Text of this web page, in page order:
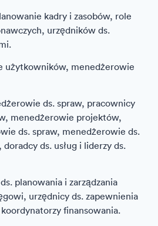
kadry i zasobów, role
urzędników ds.
użytkowników, menedżerowie
ds. spraw, pracownicy
menedżerowie projektów,
ds. spraw, menedżerowie ds.
ds. usług i liderzy ds.
planowania i zarządzania
urzędnicy ds. zapewnienia
finansowania.